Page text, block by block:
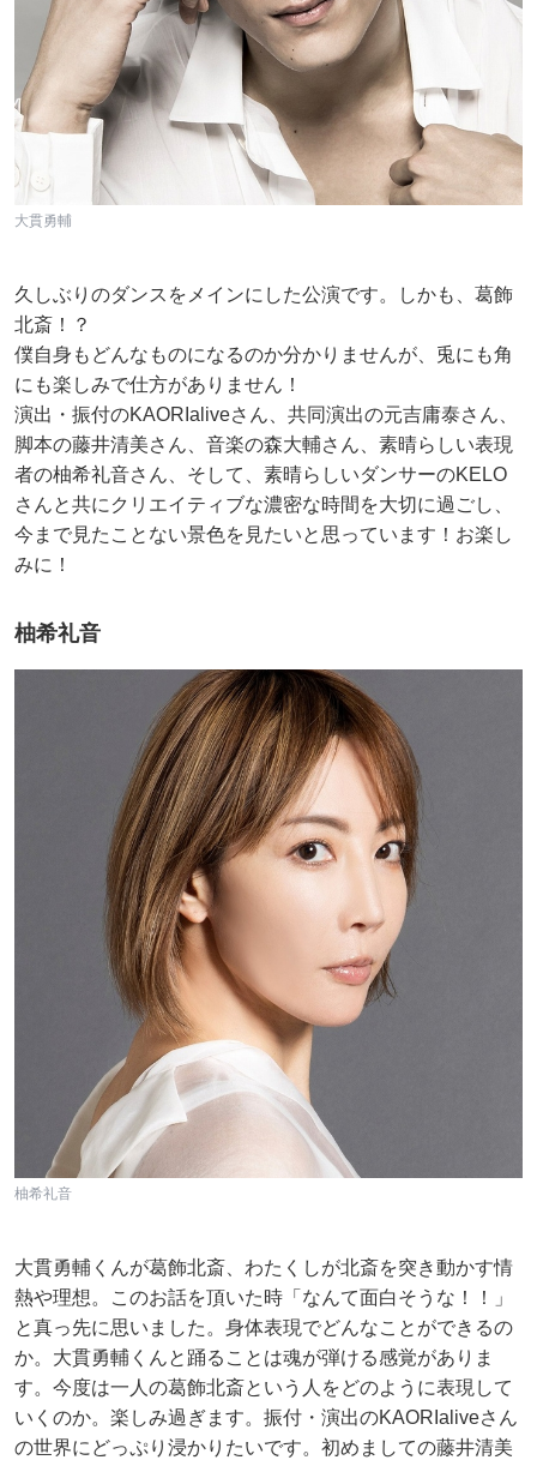
大貫勇輔
久しぶりのダンスをメインにした公演です。しかも、葛飾
北斎！？
僕自身もどんなものになるのか分かりませんが、兎にも角
にも楽しみで仕方がありません！
演出・振付のKAORIaliveさん、共同演出の元吉庸泰さん、
脚本の藤井清美さん、音楽の森大輔さん、素晴らしい表現
者の柚希礼音さん、そして、素晴らしいダンサーのKELO
さんと共にクリエイティブな濃密な時間を大切に過ごし、
今まで見たことない景色を見たいと思っています！お楽し
みに！
柚希礼音
柚希礼音
大貫勇輔くんが葛飾北斎、わたくしが北斎を突き動かす情
熱や理想。このお話を頂いた時「なんて面白そうな！！」
と真っ先に思いました。身体表現でどんなことができるの
か。大貫勇輔くんと踊ることは魂が弾ける感覚がありま
す。今度は一人の葛飾北斎という人をどのように表現して
いくのか。楽しみ過ぎます。振付・演出のKAORIaliveさん
の世界にどっぷり浸かりたいです。初めましての藤井清美